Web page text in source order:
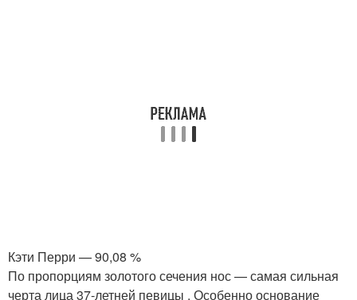
Кэти Перри — 90,08 %
По пропорциям золотого сечения нос — самая сильная
черта лица 37-летней певицы . Особенно основание